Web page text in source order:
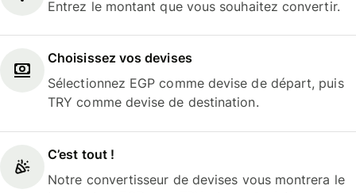
Entrez le montant que vous souhaitez convertir.
Choisissez vos devises
Sélectionnez EGP comme devise de départ, puis
TRY comme devise de destination.
C’est tout !
Notre convertisseur de devises vous montrera le